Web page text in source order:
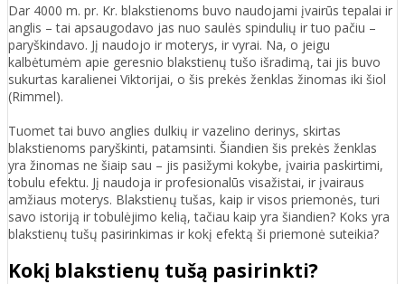
Dar 4000 m. pr. Kr. blakstienoms buvo naudojami įvairūs tepalai ir
anglis – tai apsaugodavo jas nuo saulės spindulių ir tuo pačiu –
paryškindavo. Jį naudojo ir moterys, ir vyrai. Na, o jeigu
kalbėtumėm apie geresnio blakstienų tušo išradimą, tai jis buvo
sukurtas karalienei Viktorijai, o šis prekės ženklas žinomas iki šiol
(Rimmel).
Tuomet tai buvo anglies dulkių ir vazelino derinys, skirtas
blakstienoms paryškinti, patamsinti. Šiandien šis prekės ženklas
yra žinomas ne šiaip sau – jis pasižymi kokybe, įvairia paskirtimi,
tobulu efektu. Jį naudoja ir profesionalūs visažistai, ir įvairaus
amžiaus moterys. Blakstienų tušas, kaip ir visos priemonės, turi
savo istoriją ir tobulėjimo kelią, tačiau kaip yra šiandien? Koks yra
blakstienų tušų pasirinkimas ir kokį efektą ši priemonė suteikia?
Kokį blakstienų tušą pasirinkti?